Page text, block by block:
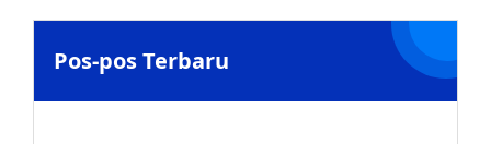
Pos-pos Terbaru